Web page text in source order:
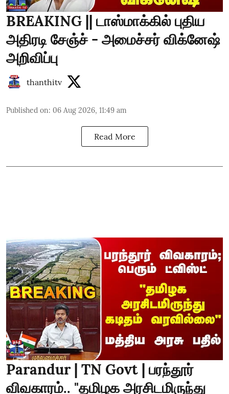
BREAKING || டாஸ்மாக்கில் புதிய
அதிரடி சேஞ்ச் - அமைச்சர் விக்னேஷ்
அறிவிப்பு
thanthitv
Published on: 06 Aug 2026, 11:49 am
Read More
Parandur | TN Govt | பரந்தூர்
விவகாரம்.. "தமிழக அரசிடமிருந்து